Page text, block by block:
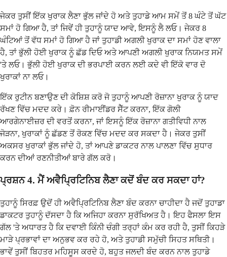
ਜੇਕਰ ਤੁਸੀਂ ਇੱਕ ਖੁਰਾਕ ਲੈਣਾ ਭੁੱਲ ਜਾਂਦੇ ਹੋ ਅਤੇ ਤੁਹਾਡੇ ਆਮ ਸਮੇਂ ਤੋਂ 8 ਘੰਟੇ ਤੋਂ ਘੱਟ
ਸਮਾਂ ਹੋ ਗਿਆ ਹੈ, ਤਾਂ ਜਿਵੇਂ ਹੀ ਤੁਹਾਨੂੰ ਯਾਦ ਆਵੇ, ਇਸਨੂੰ ਲੈ ਲਓ। ਜੇਕਰ 8
ਘੰਟਿਆਂ ਤੋਂ ਵੱਧ ਸਮਾਂ ਹੋ ਗਿਆ ਹੈ ਜਾਂ ਤੁਹਾਡੀ ਅਗਲੀ ਖੁਰਾਕ ਦਾ ਸਮਾਂ ਹੋਣ ਵਾਲਾ
ਹੈ, ਤਾਂ ਭੁੱਲੀ ਹੋਈ ਖੁਰਾਕ ਨੂੰ ਛੱਡ ਦਿਓ ਅਤੇ ਆਪਣੀ ਅਗਲੀ ਖੁਰਾਕ ਨਿਯਮਤ ਸਮੇਂ
'ਤੇ ਲਓ। ਭੁੱਲੀ ਹੋਈ ਖੁਰਾਕ ਦੀ ਭਰਪਾਈ ਕਰਨ ਲਈ ਕਦੇ ਵੀ ਇੱਕੋ ਵਾਰ ਦੋ
ਖੁਰਾਕਾਂ ਨਾ ਲਓ।
ਇੱਕ ਰੁਟੀਨ ਬਣਾਉਣ ਦੀ ਕੋਸ਼ਿਸ਼ ਕਰੋ ਜੋ ਤੁਹਾਨੂੰ ਆਪਣੀ ਰੋਜ਼ਾਨਾ ਖੁਰਾਕ ਨੂੰ ਯਾਦ
ਰੱਖਣ ਵਿੱਚ ਮਦਦ ਕਰੇ। ਫ਼ੋਨ ਰੀਮਾਈਂਡਰ ਸੈੱਟ ਕਰਨਾ, ਇੱਕ ਗੋਲੀ
ਆਰਗੇਨਾਈਜ਼ਰ ਦੀ ਵਰਤੋਂ ਕਰਨਾ, ਜਾਂ ਇਸਨੂੰ ਇੱਕ ਰੋਜ਼ਾਨਾ ਗਤੀਵਿਧੀ ਨਾਲ
ਜੋੜਨਾ, ਖੁਰਾਕਾਂ ਨੂੰ ਛੱਡਣ ਤੋਂ ਰੋਕਣ ਵਿੱਚ ਮਦਦ ਕਰ ਸਕਦਾ ਹੈ। ਜੇਕਰ ਤੁਸੀਂ
ਅਕਸਰ ਖੁਰਾਕਾਂ ਭੁੱਲ ਜਾਂਦੇ ਹੋ, ਤਾਂ ਆਪਣੇ ਡਾਕਟਰ ਨਾਲ ਪਾਲਣਾ ਵਿੱਚ ਸੁਧਾਰ
ਕਰਨ ਦੀਆਂ ਰਣਨੀਤੀਆਂ ਬਾਰੇ ਗੱਲ ਕਰੋ।
ਪ੍ਰਸ਼ਨ 4. ਮੈਂ ਅਵੈਪ੍ਰਿਟਿਨਿਬ ਲੈਣਾ ਕਦੋਂ ਬੰਦ ਕਰ ਸਕਦਾ ਹਾਂ?
ਤੁਹਾਨੂੰ ਸਿਰਫ਼ ਉਦੋਂ ਹੀ ਅਵੈਪ੍ਰਿਟਿਨਿਬ ਲੈਣਾ ਬੰਦ ਕਰਨਾ ਚਾਹੀਦਾ ਹੈ ਜਦੋਂ ਤੁਹਾਡਾ
ਡਾਕਟਰ ਤੁਹਾਨੂੰ ਦੱਸਦਾ ਹੈ ਕਿ ਅਜਿਹਾ ਕਰਨਾ ਸੁਰੱਖਿਅਤ ਹੈ। ਇਹ ਫੈਸਲਾ ਇਸ
ਗੱਲ 'ਤੇ ਅਧਾਰਤ ਹੈ ਕਿ ਦਵਾਈ ਕਿੰਨੀ ਚੰਗੀ ਤਰ੍ਹਾਂ ਕੰਮ ਕਰ ਰਹੀ ਹੈ, ਤੁਸੀਂ ਕਿਹੜੇ
ਮਾੜੇ ਪ੍ਰਭਾਵਾਂ ਦਾ ਅਨੁਭਵ ਕਰ ਰਹੇ ਹੋ, ਅਤੇ ਤੁਹਾਡੀ ਸਮੁੱਚੀ ਸਿਹਤ ਸਥਿਤੀ।
ਭਾਵੇਂ ਤੁਸੀਂ ਬਿਹਤਰ ਮਹਿਸੂਸ ਕਰਦੇ ਹੋ, ਬਹੁਤ ਜਲਦੀ ਬੰਦ ਕਰਨ ਨਾਲ ਤੁਹਾਡੇ